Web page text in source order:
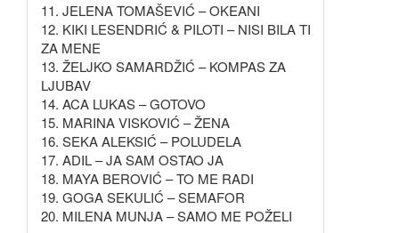
11. JELENA TOMAŠEVIĆ – OKEANI
12. KIKI LESENDRIĆ & PILOTI – NISI BILA TI
ZA MENE
13. ŽELJKO SAMARDŽIĆ – KOMPAS ZA
LJUBAV
14. ACA LUKAS – GOTOVO
15. MARINA VISKOVIĆ – ŽENA
16. SEKA ALEKSIĆ – POLUDELA
17. ADIL – JA SAM OSTAO JA
18. MAYA BEROVIĆ – TO ME RADI
19. GOGA SEKULIĆ – SEMAFOR
20. MILENA MUNJA – SAMO ME POŽELI